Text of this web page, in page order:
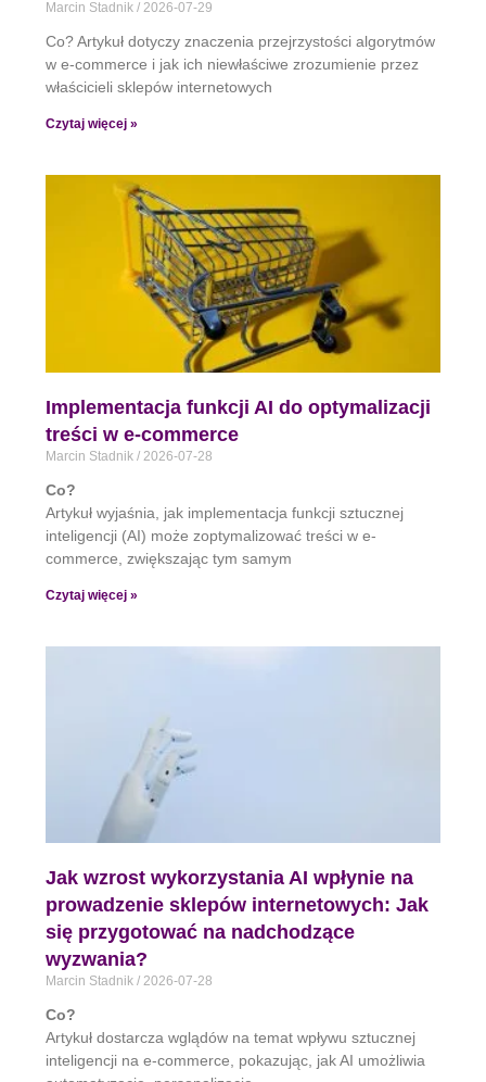
Marcin Stadnik 2026-07-29
Co? Artykuł dotyczy znaczenia przejrzystości algorytmów
w e-commerce i jak ich niewłaściwe zrozumienie przez
właścicieli sklepów internetowych
Czytaj więcej »
Implementacja funkcji AI do optymalizacji
treści w e-commerce
Marcin Stadnik 2026-07-28
Co?
Artykuł wyjaśnia, jak implementacja funkcji sztucznej
inteligencji (AI) może zoptymalizować treści w e-
commerce, zwiększając tym samym
Czytaj więcej »
Jak wzrost wykorzystania AI wpłynie na
prowadzenie sklepów internetowych: Jak
się przygotować na nadchodzące
wyzwania?
Marcin Stadnik 2026-07-28
Co?
Artykuł dostarcza wglądów na temat wpływu sztucznej
inteligencji na e-commerce, pokazując, jak AI umożliwia